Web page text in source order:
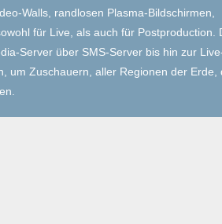
Walls, randlosen Plasma-Bildschirmen,
für Live, als auch für Postproduction.
Server über SMS-Server bis hin zur
um Zuschauern, aller Regionen der Erde,